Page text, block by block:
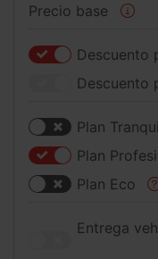
Precio base
Descuento
Descuento
Plan
Plan
Plan Eco
Entrega